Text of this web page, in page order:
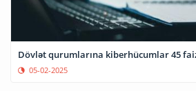
Dövlət qurumlarına kiberhücumlar 45
05-02-2025